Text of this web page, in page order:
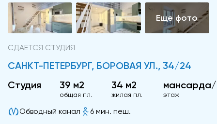
СДАЕТСЯ СТУДИЯ
САНКТ-ПЕТЕРБУРГ, БОРОВАЯ УЛ., 34/24
Студия
39 м2
общая пл.
34 м2
жилая пл. этаж
Обводный канал 6 мин. пеш.